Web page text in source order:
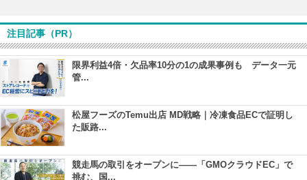
注目記事（PR）
限界利益4倍・欠品率10分の1の成果事例も データ一元
管...
松屋フーズのTemu出店 MD戦略｜冷凍食品ECで証明し
た販路...
競走馬の取引をオープンに――「GMOクラウドEC」で
挑む、国...